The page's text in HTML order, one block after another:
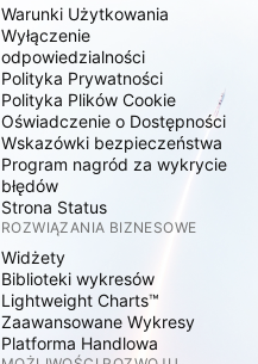
Warunki Użytkowania
Wyłączenie
odpowiedzialności
Polityka Prywatności
Polityka Plików Cookie
Oświadczenie o Dostępności
Wskazówki bezpieczeństwa
Program nagród za wykrycie
błędów
Strona Status
ROZWIĄZANIA BIZNESOWE
Widżety
Biblioteki wykresów
Lightweight Charts™
Zaawansowane Wykresy
Platforma Handlowa